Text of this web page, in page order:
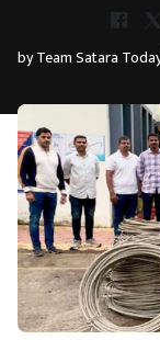
by Team Satara